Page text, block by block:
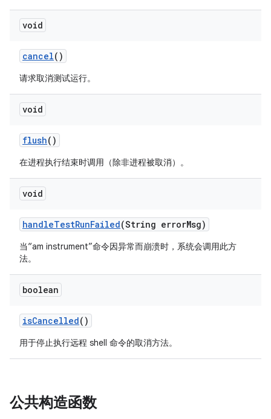
void
cancel()
请求取消测试运行。
void
flush()
在进程执行结束时调用（除非进程被取消）。
void
handleTestRunFailed(String errorMsg)
当“am instrument”命令因异常而崩溃时，系统会调用此方
法。
boolean
isCancelled()
用于停止执行远程 shell 命令的取消方法。
公共构造函数